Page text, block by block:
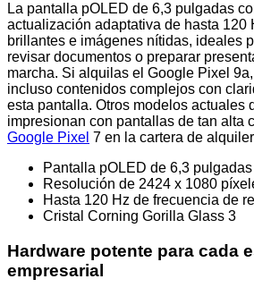
La pantalla pOLED de 6,3 pulgadas
actualización adaptativa de hasta 120
brillantes e imágenes nítidas, ideales
revisar documentos o preparar
marcha. Si alquilas el Google Pixel
incluso contenidos complejos con
esta pantalla. Otros modelos actuales
impresionan con pantallas de tan alta
Google Pixel 7 en la cartera de
Pantalla pOLED de 6,3 pulgadas
Resolución de 2424 x 1080
Hasta 120 Hz de frecuencia de
Cristal Corning Gorilla Glass 3
Hardware potente para cada
empresarial